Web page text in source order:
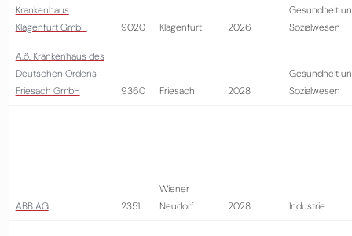
Krankenhaus
Klagenfurt GmbH
9020 Klagenfurt 2026
Gesundheit
Sozialwesen
A.ö. Krankenhaus des
Deutschen Ordens
Friesach GmbH
9360 Friesach 2028
Gesundheit
Sozialwesen
ABB AG 2351
Wiener
Neudorf
2028 Industrie